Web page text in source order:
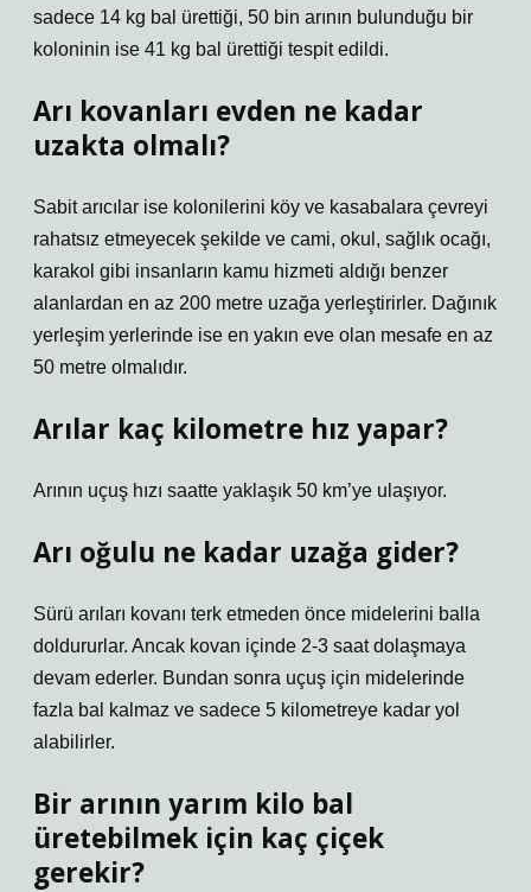
sadece 14 kg bal ürettiği, 50 bin arının bulunduğu bir
koloninin ise 41 kg bal ürettiği tespit edildi.
Arı kovanları evden ne kadar
uzakta olmalı?
Sabit arıcılar ise kolonilerini köy ve kasabalara çevreyi
rahatsız etmeyecek şekilde ve cami, okul, sağlık ocağı,
karakol gibi insanların kamu hizmeti aldığı benzer
alanlardan en az 200 metre uzağa yerleştirirler. Dağınık
yerleşim yerlerinde ise en yakın eve olan mesafe en az
50 metre olmalıdır.
Arılar kaç kilometre hız yapar?
Arının uçuş hızı saatte yaklaşık 50 km’ye ulaşıyor.
Arı oğulu ne kadar uzağa gider?
Sürü arıları kovanı terk etmeden önce midelerini balla
doldururlar. Ancak kovan içinde 2-3 saat dolaşmaya
devam ederler. Bundan sonra uçuş için midelerinde
fazla bal kalmaz ve sadece 5 kilometreye kadar yol
alabilirler.
Bir arının yarım kilo bal
üretebilmek için kaç çiçek
gerekir?